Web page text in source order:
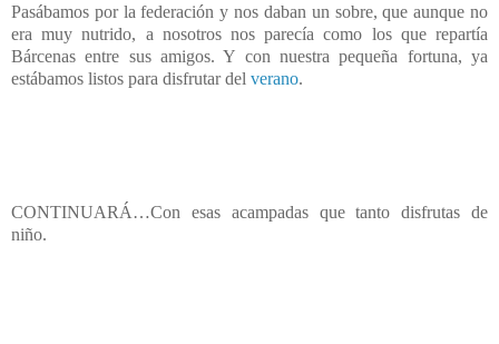
Pasábamos por la federación y nos daban un sobre, que aunque no
era muy nutrido, a nosotros nos parecía como los que repartía
Bárcenas entre sus amigos. Y con nuestra pequeña fortuna, ya
estábamos listos para disfrutar del verano.
CONTINUARÁ…Con esas acampadas que tanto disfrutas de
niño.